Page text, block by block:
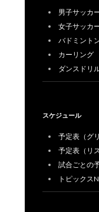
男子サッカ
女子サッカ
バドミント
カーリング
ダンスドリ
スケジュール
予定表（グ
予定表（リ
試合ごとの
トピックス